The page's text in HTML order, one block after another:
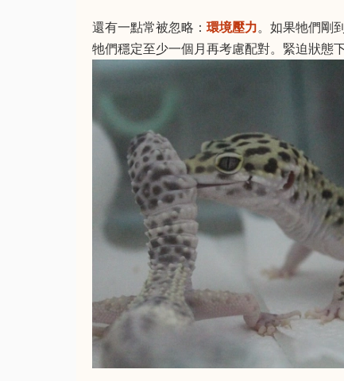
還有一點常被忽略： 環境壓力。如果牠們剛
牠們穩定至少一個月再考慮配對。緊迫狀態